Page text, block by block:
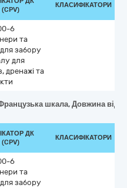
КЛАСИФІКАТОРИ
6
та
забору
для
дренажі та
шкала, Довжина
ДК
КЛАСИФІКАТОРИ
6
та
забору